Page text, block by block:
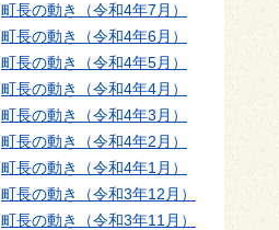
町長の動き（令和4年7月）
町長の動き（令和4年6月）
町長の動き（令和4年5月）
町長の動き（令和4年4月）
町長の動き（令和4年3月）
町長の動き（令和4年2月）
町長の動き（令和4年1月）
町長の動き（令和3年12月）
町長の動き（令和3年11月）